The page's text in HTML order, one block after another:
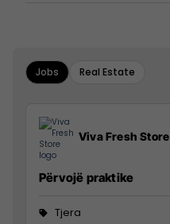
Jobs Real Estate
Viva Fresh Store
Përvojë praktike
Tjera